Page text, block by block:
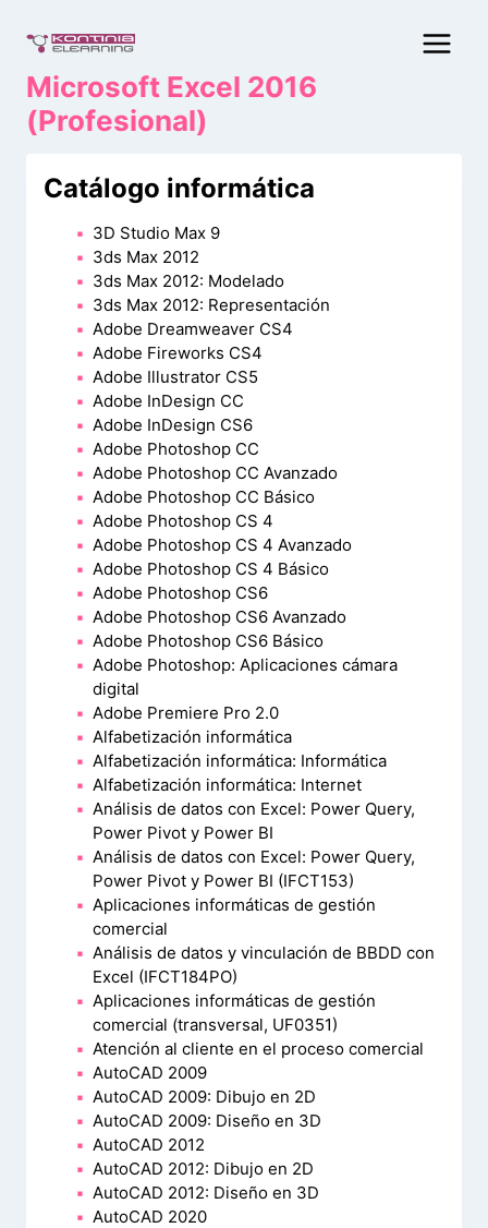
contenido
Microsoft Excel 2016
(Profesional)
Catálogo informática
3D Studio Max 9
3ds Max 2012
3ds Max 2012: Modelado
3ds Max 2012: Representación
Adobe Dreamweaver CS4
Adobe Fireworks CS4
Adobe Illustrator CS5
Adobe InDesign CC
Adobe InDesign CS6
Adobe Photoshop CC
Adobe Photoshop CC Avanzado
Adobe Photoshop CC Básico
Adobe Photoshop CS 4
Adobe Photoshop CS 4 Avanzado
Adobe Photoshop CS 4 Básico
Adobe Photoshop CS6
Adobe Photoshop CS6 Avanzado
Adobe Photoshop CS6 Básico
Adobe Photoshop: Aplicaciones cámara
digital
Adobe Premiere Pro 2.0
Alfabetización informática
Alfabetización informática: Informática
Alfabetización informática: Internet
Análisis de datos con Excel: Power Query,
Power Pivot y Power BI
Análisis de datos con Excel: Power Query,
Power Pivot y Power BI (IFCT153)
Aplicaciones informáticas de gestión
comercial
Análisis de datos y vinculación de BBDD con
Excel (IFCT184PO)
Aplicaciones informáticas de gestión
comercial (transversal, UF0351)
Atención al cliente en el proceso comercial
AutoCAD 2009
AutoCAD 2009: Dibujo en 2D
AutoCAD 2009: Diseño en 3D
AutoCAD 2012
AutoCAD 2012: Dibujo en 2D
AutoCAD 2012: Diseño en 3D
AutoCAD 2020